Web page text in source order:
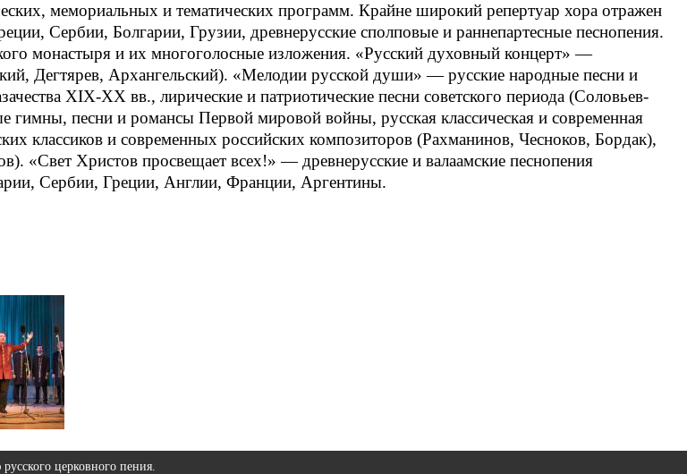
мемориальных и тематических программ. Крайне широкий репертуар хора отражен
Сербии, Болгарии, Грузии, древнерусские сполповые и раннепартесные песнопения.
монастыря и их многоголосные изложения. «Русский духовный концерт» —
Дегтярев, Архангельский). «Мелодии русской души» — русские народные песни и
XIX-XX вв., лирические и патриотические песни советского периода (Соловьев-
песни и романсы Первой мировой войны, русская классическая и современная
классиков и современных российских композиторов (Рахманинов, Чесноков, Бордак),
«Свет Христов просвещает всех!» — древнерусские и валаамские песнопения
Сербии, Греции, Англии, Франции, Аргентины.
церковного пения.